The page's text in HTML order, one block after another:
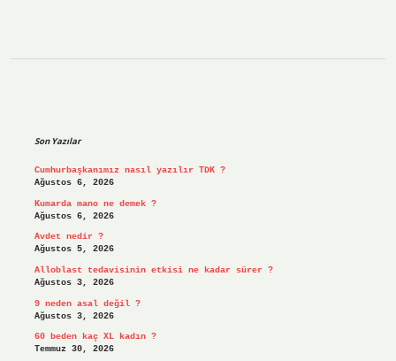
Son Yazılar
Cumhurbaşkanımız nasıl yazılır TDK ?
Ağustos 6, 2026
Kumarda mano ne demek ?
Ağustos 6, 2026
Avdet nedir ?
Ağustos 5, 2026
Alloblast tedavisinin etkisi ne kadar sürer ?
Ağustos 3, 2026
9 neden asal değil ?
Ağustos 3, 2026
60 beden kaç XL kadın ?
Temmuz 30, 2026